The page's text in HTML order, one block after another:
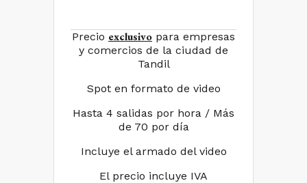
Precio exclusivo para empresas
y comercios de la ciudad de
Tandil
Spot en formato de video
Hasta 4 salidas por hora / Más
de 70 por día
Incluye el armado del video
El precio incluye IVA